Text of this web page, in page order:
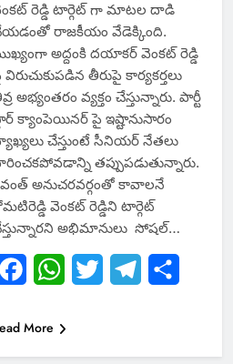
రెడ్డి టార్గెట్ గా మాటల దాడి
రాజకీయం వేడెక్కింది.
అద్దంకి దయాకర్ వెంకట్ రెడ్డి
విరుచుకుపడిన తీరుపై కార్యకర్తలు
అభ్యంతరం వ్యక్తం చేస్తున్నారు. పార్టీ
క్యాంపెయినర్ పై ఇష్టానుసారం
చేస్తుంటే సీనియర్ నేతలు
తప్పుపడుతున్నారు.
అనుచరవర్గంతో కావాలనే
వెంకట్ రెడ్డిని టార్గెట్
అభిమానులు సోషల్…
FacebookWhatsApp
Twitter Telegram
More